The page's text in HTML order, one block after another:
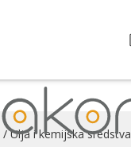
/Ulja i kemijska sredstva